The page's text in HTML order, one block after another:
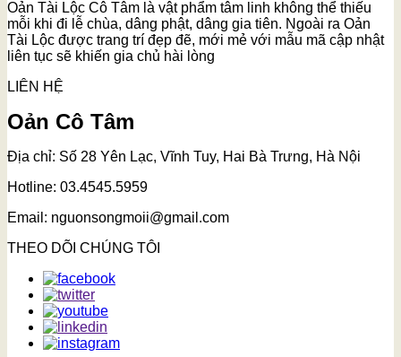
Oản Tài Lộc Cô Tâm là vật phẩm tâm linh không thể thiếu
mỗi khi đi lễ chùa, dâng phật, dâng gia tiên. Ngoài ra Oản
Tài Lộc được trang trí đẹp đẽ, mới mẻ với mẫu mã cập nhật
liên tục sẽ khiến gia chủ hài lòng
LIÊN HỆ
Oản Cô Tâm
Địa chỉ: Số 28 Yên Lạc, Vĩnh Tuy, Hai Bà Trưng, Hà Nội
Hotline: 03.4545.5959
Email: nguonsongmoii@gmail.com
THEO DÕI CHÚNG TÔI